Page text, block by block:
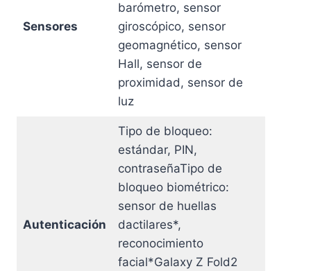
Sensores
barómetro, sensor
giroscópico, sensor
geomagnético, sensor
Hall, sensor de
proximidad, sensor de
luz
Autenticación
Tipo de bloqueo:
estándar, PIN,
contraseñaTipo de
bloqueo biométrico:
sensor de huellas
dactilares*,
reconocimiento
facial*Galaxy Z Fold2